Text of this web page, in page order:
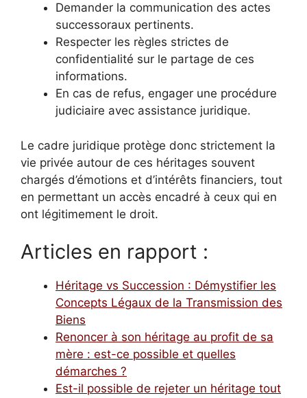
Demander la communication des actes
successoraux pertinents.
Respecter les règles strictes de
confidentialité sur le partage de ces
informations.
En cas de refus, engager une procédure
judiciaire avec assistance juridique.
Le cadre juridique protège donc strictement la
vie privée autour de ces héritages souvent
chargés d’émotions et d’intérêts financiers, tout
en permettant un accès encadré à ceux qui en
ont légitimement le droit.
Articles en rapport :
Héritage vs Succession : Démystifier les
Concepts Légaux de la Transmission des
Biens
Renoncer à son héritage au profit de sa
mère : est-ce possible et quelles
démarches ?
Est-il possible de rejeter un héritage tout